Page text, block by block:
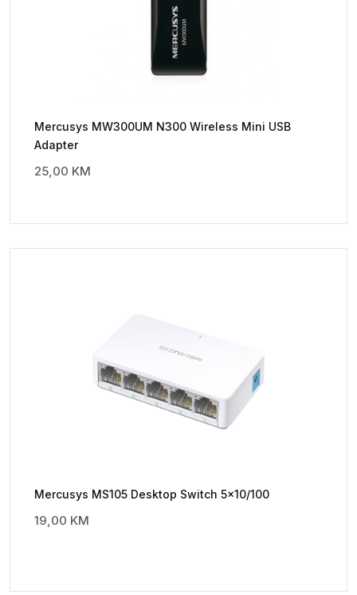
Mercusys MW300UM N300 Wireless Mini USB
Adapter
25,00 KM
Mercusys MS105 Desktop Switch 5×10/100
19,00 KM